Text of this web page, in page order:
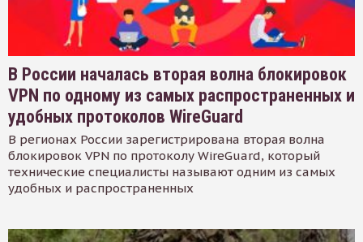
В России началась вторая волна блокировок
VPN по одному из самых распространенных и
удобных протоколов WireGuard
В регионах России зарегистрирована вторая волна
блокировок VPN по протоколу WireGuard, который
технические специалисты называют одним из самых
удобных и распространенных